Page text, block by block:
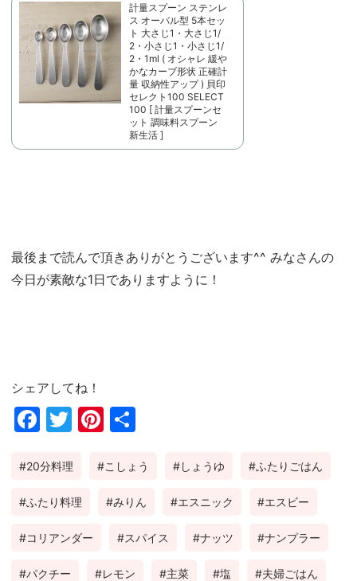
計量スプーン ステンレ
ス オーバル型 5本セッ
ト 大さじ1・大さじ1/
2・小さじ1・小さじ1/
2・1ml ( オシャレ 緩や
かなカーブ形状 正確計
量 収納性アップ ) 貝印
セレクト100 SELECT
100 [ 計量スプーンセ
ット 調味料スプーン
新生活 ]
最後まで読んで頂きありがとうございます^^ みなさんの
今日が素敵な1日でありますように！
シェアしてね！
Fac
ok
Twi
Pin
est
20分料理 こしょう しょうゆ ふたりごはん
ふたり料理 みりん エスニック エスビー
コリアンダー スパイス ナッツ ナンプラー
パクチー レモン 主菜 塩 夫婦ごはん